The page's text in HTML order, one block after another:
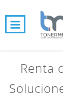
Renta